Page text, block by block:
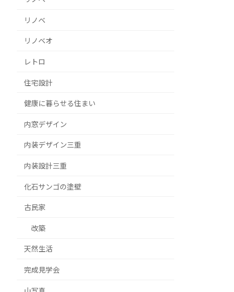
リノベ
リノベオ
レトロ
住宅設計
健康に暮らせる住まい
内窓デザイン
内装デザイン三重
内装設計三重
化石サンゴの塗壁
古民家
改築
天然生活
完成見学会